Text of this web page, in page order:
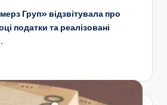
Груп» відзвітувала про
податки та реалізовані